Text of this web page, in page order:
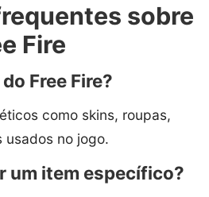
sobre
Fire
Free Fire?
como skins, roupas,
usados no jogo.
um item específico?